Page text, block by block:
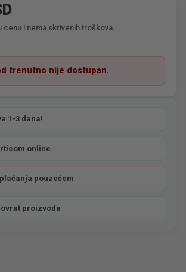
cenu i nema skrivenih troškova.
trenutno nije dostupan.
1-3 dana!
online
pouzećem
proizvoda